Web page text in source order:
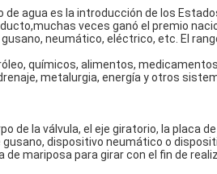
agua es la introducción de los
veces ganó el premio
neumático, eléctrico, etc. El
químicos, alimentos,
metalurgia, energía y otros
de la válvula, el eje giratorio, la placa
dispositivo neumático o
mariposa para girar con el fin de